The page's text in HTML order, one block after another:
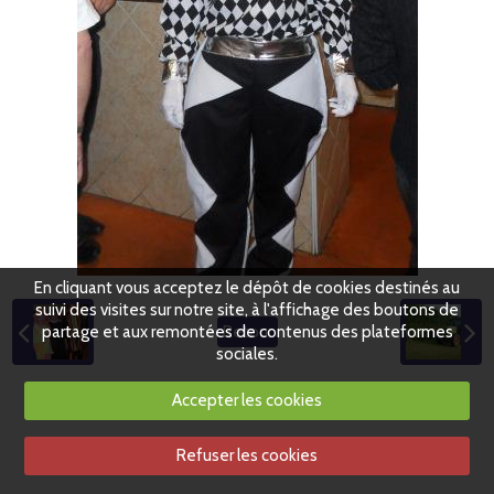
Retour
En cliquant vous acceptez le dépôt de cookies destinés au
suivi des visites sur notre site, à l'affichage des boutons de
partage et aux remontées de contenus des plateformes
sociales.
Accepter les cookies
Refuser les cookies